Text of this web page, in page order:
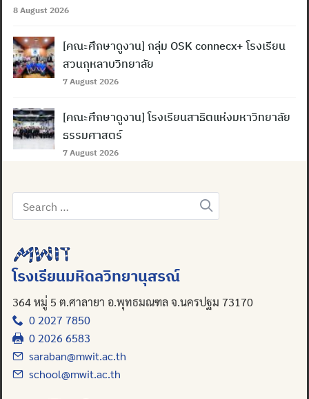
Search
for:
8 August 2026
[คณะศึกษาดูงาน] กลุ่ม OSK connecx+ โรงเรียน
สวนกุหลาบวิทยาลัย
7 August 2026
[คณะศึกษาดูงาน] โรงเรียนสาธิตแห่งมหาวิทยาลัย
ธรรมศาสตร์
7 August 2026
Search
for:
โรงเรียนมหิดลวิทยานุสรณ์
364 หมู่ 5 ต.ศาลายา อ.พุทธมณฑล จ.นครปฐม 73170
0 2027 7850
0 2026 6583
saraban@mwit.ac.th
school@mwit.ac.th